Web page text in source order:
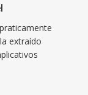
extraído